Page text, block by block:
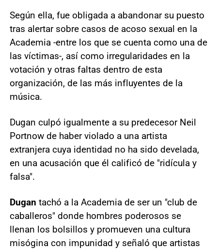
Según ella, fue obligada a abandonar su puesto
tras alertar sobre casos de acoso sexual en la
Academia -entre los que se cuenta como una de
las víctimas-, así como irregularidades en la
votación y otras faltas dentro de esta
organización, de las más influyentes de la
música.
Dugan culpó igualmente a su predecesor Neil
Portnow de haber violado a una artista
extranjera cuya identidad no ha sido develada,
en una acusación que él calificó de "ridícula y
falsa".
Dugan tachó a la Academia de ser un "club de
caballeros" donde hombres poderosos se
llenan los bolsillos y promueven una cultura
misógina con impunidad y señaló que artistas